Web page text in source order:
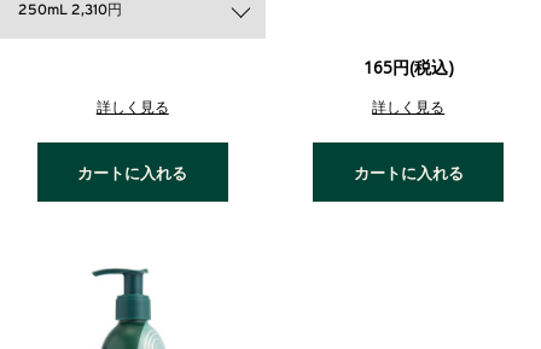
250mL 2,310円
詳しく見る
カートに入れる
165円(税込)
詳しく見る
カートに入れる